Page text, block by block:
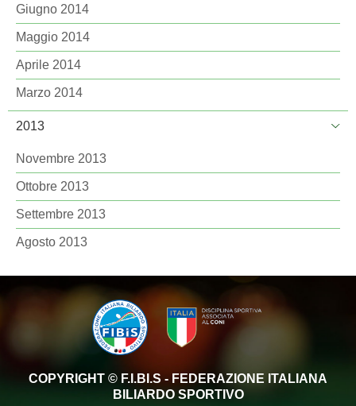
Giugno 2014
Maggio 2014
Aprile 2014
Marzo 2014
2013
Novembre 2013
Ottobre 2013
Settembre 2013
Agosto 2013
COPYRIGHT © F.I.BI.S - FEDERAZIONE ITALIANA
BILIARDO SPORTIVO